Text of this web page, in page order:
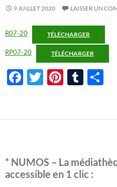
9 JUILLET 2020 LAISSER UN
R07-20 TÉLÉCHARGER
RP07-20 TÉLÉCHARGER
F
b
o
k
T
er
Pi
es
T
bl g
* NUMOS – La
accessible en 1 clic :